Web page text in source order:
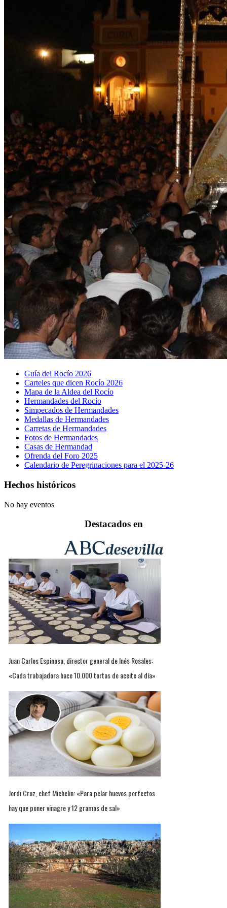
Guía del Rocío 2026
Carteles que dicen Rocío 2026
Mapa de la Aldea del Rocío
Hermandades del Rocío
Simpecados de Hermandades
Medallas de Hermandades
Carretas de Hermandades
Fotos de Hermandades
Casas de Hermandad
Ofrenda del Foro 2025
Calendario de Peregrinaciones para el 2025-26
Hechos históricos
No hay eventos
Destacados en
Juan Carlos Espinosa, director general de Inés Rosales:
«Cada trabajadora hace 10.000 tortas de aceite al día»
Jordi Cruz, chef Michelin: «Para pelar huevos perfectos
hay que poner vinagre y 12 gramos de sal»